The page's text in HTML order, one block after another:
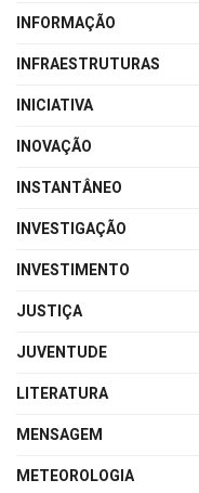
INFORMAÇÃO
INFRAESTRUTURAS
INICIATIVA
INOVAÇÃO
INSTANTÂNEO
INVESTIGAÇÃO
INVESTIMENTO
JUSTIÇA
JUVENTUDE
LITERATURA
MENSAGEM
METEOROLOGIA